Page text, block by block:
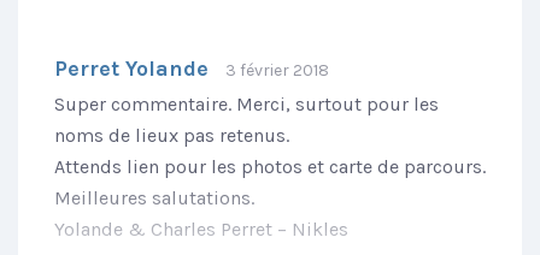
Perret Yolande 3 février 2018
Super commentaire. Merci, surtout pour les
noms de lieux pas retenus.
Attends lien pour les photos et carte de parcours.
Meilleures salutations.
Yolande & Charles Perret – Nikles